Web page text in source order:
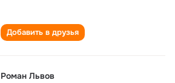
Добавить в друзья
Роман Львов